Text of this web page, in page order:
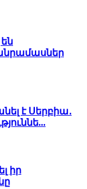
է Սերբիա․
իր